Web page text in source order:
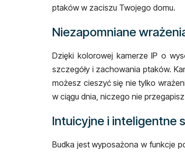
ptaków w zaciszu Twojego domu.
Niezapomniane
Dzięki kolorowej kamerze IP o
szczegóły i zachowania ptaków.
możesz cieszyć się nie tylko
w ciągu dnia, niczego nie
Intuicyjne i inteligentne
Budka jest wyposażona w funkcje